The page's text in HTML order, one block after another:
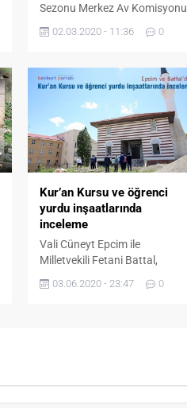
Sezonu Merkez Av Komisyonu
Bayburt'ta av sezonu sona
02.03.2020 - 11:36 0
Kur’an Kursu ve öğrenci
yurdu inşaatlarında
inceleme
Vali Cüneyt Epcim ile
Milletvekili Fetani Battal,
ve öğrenci yurdu inşaatlarında
başlayan Vali Epcim ve
03.06.2020 - 23:47 0